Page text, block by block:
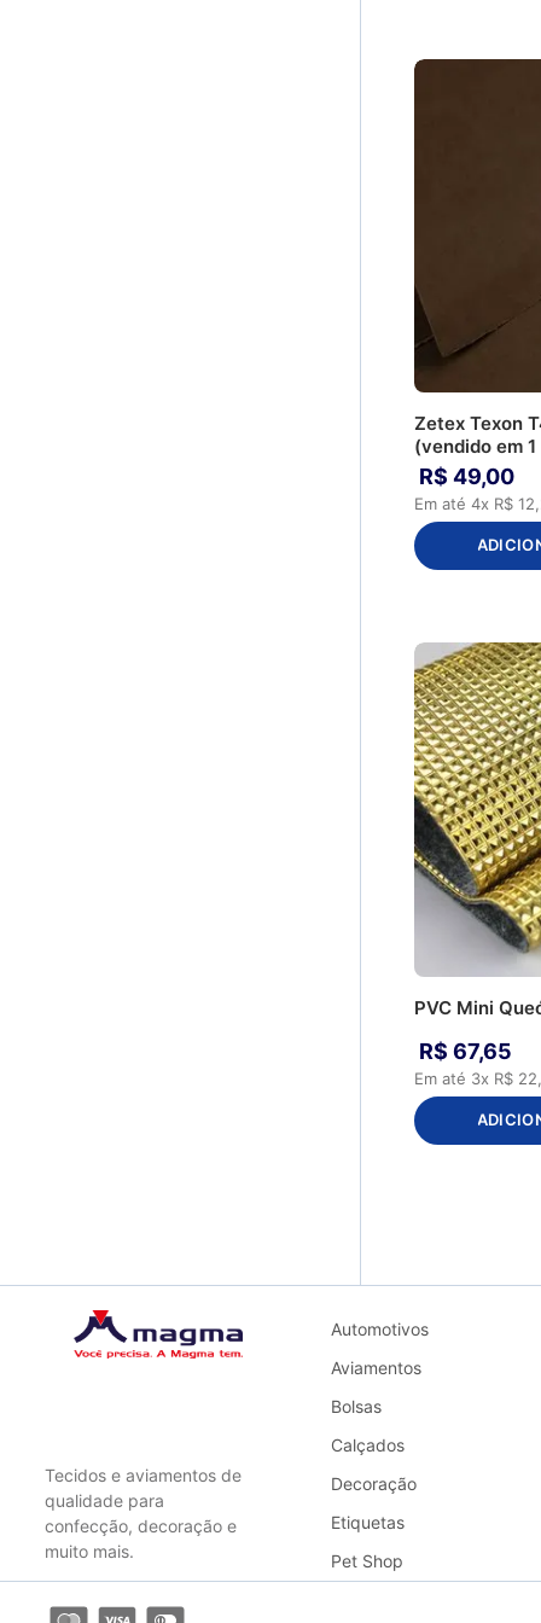
AF381 - Epcot 13
CS033 - Creme
CS037 - Grafite
CS053 - Rato
CS054 - Rosa BB
CS057 - Roxo
Zetex Texon
(vendido em 1
R$ 49,00
Em até4x R$ 12,
PVC Mini
R$ 67,65
Em até 3x R$ 22,
Tecidos e aviamentos de
qualidade para
confecção, decoração e
muito mais.
Automotivos
Aviamentos
Bolsas
Calçados
Decoração
Etiquetas
Pet Shop